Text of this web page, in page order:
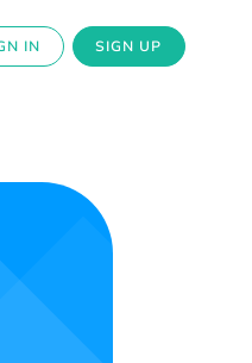
IN SIGN UP